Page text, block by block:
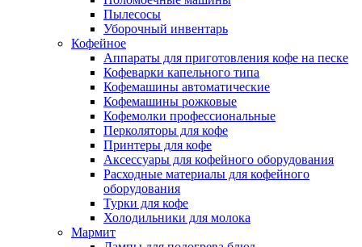
Пылесосы
Уборочный инвентарь
Кофейное
Аппараты для приготовления кофе на песке
Кофеварки капельного типа
Кофемашины автоматические
Кофемашины рожковые
Кофемолки профессиональные
Перколяторы для кофе
Принтеры для кофе
Аксессуары для кофейного оборудования
Расходные материалы для кофейного
оборудования
Турки для кофе
Холодильники для молока
Мармит